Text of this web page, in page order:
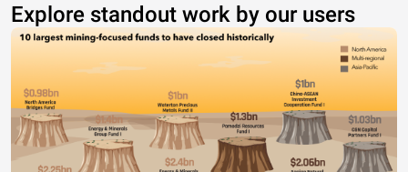
Explore standout work by our users